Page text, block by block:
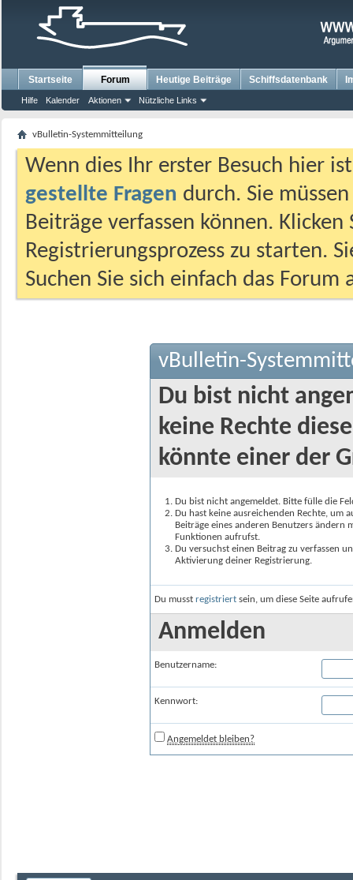
Startseite Forum
Hilfe Kalender Aktionen Nützliche Links
Heutige Beiträge Schiffsdatenbank
vBulletin-Systemmitteilung
Wenn dies Ihr erster Besuch hier
gestellte Fragen durch. Sie
Beiträge verfassen können.
Registrierungsprozess zu starten.
Suchen Sie sich einfach das
vBulletin-
Du bist nicht
keine Rechte
könnte einer der
Du bist nicht angemeldet. Bitte fülle die
Du hast keine ausreichenden Rechte, um
Beiträge eines anderen Benutzers
Funktionen aufrufst.
Du versuchst einen Beitrag zu verfassen
Aktivierung deiner Registrierung.
Du musst registriert sein, um diese Seite
Anmelden
Benutzername:
Kennwort:
Angemeldet bleiben?